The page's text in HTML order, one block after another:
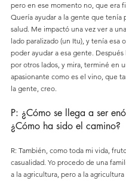
pero en ese momento no, que era
Quería ayudar a la gente que tenía
salud. Me impactó una vez ver a
lado paralizado (un Itu), y tenía esa
poder ayudar a esa gente.
por otros lados, y mira, terminé en
apasionante como es el vino, que
la gente, creo.
P: ¿Cómo se llega a ser
¿Cómo ha sido el camino?
R: También, como toda mi vida,
casualidad. Yo procedo de una
a la agricultura, pero a la